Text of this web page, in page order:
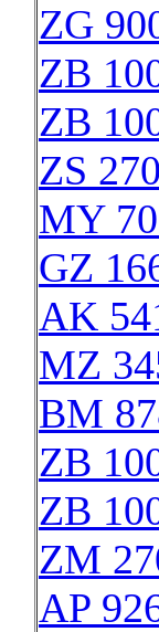
ZG
ZB
ZB
ZS
MY
GZ
AK
MZ
BM
ZB
ZB
ZM
AP